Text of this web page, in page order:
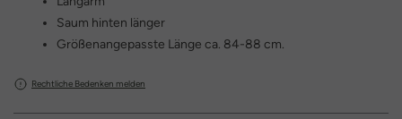
Saum hinten länger
Größenangepasste Länge ca. 84-88 cm.
Rechtliche Bedenken melden